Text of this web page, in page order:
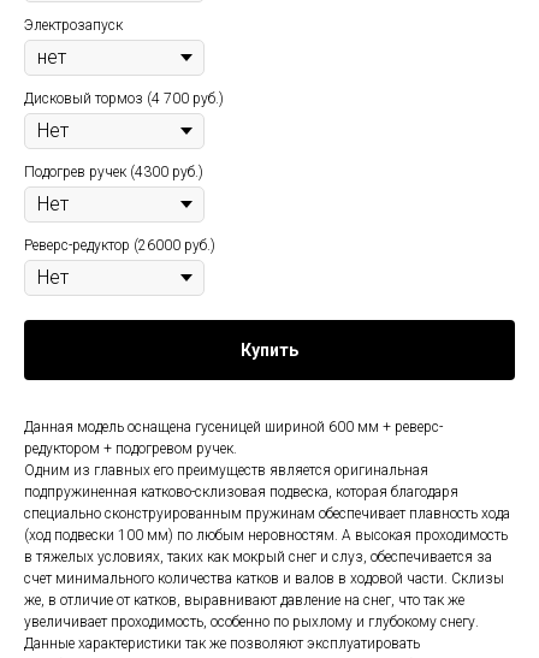
Электрозапуск
Дисковый тормоз (4 700 руб.)
Подогрев ручек (4300 руб.)
Реверс-редуктор (26000 руб.)
Купить
Данная модель оснащена гусеницей шириной 600 мм + реверс-
редуктором + подогревом ручек.
Одним из главных его преимуществ является оригинальная
подпружиненная катково-склизовая подвеска, которая благодаря
специально сконструированным пружинам обеспечивает плавность хода
(ход подвески 100 мм) по любым неровностям. А высокая проходимость
в тяжелых условиях, таких как мокрый снег и слуз, обеспечивается за
счет минимального количества катков и валов в ходовой части. Склизы
же, в отличие от катков, выравнивают давление на снег, что так же
увеличивает проходимость, особенно по рыхлому и глубокому снегу.
Данные характеристики так же позволяют эксплуатировать